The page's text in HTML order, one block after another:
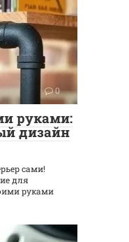
0
руками:
дизайн
сами!
для
руками